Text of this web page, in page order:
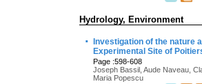
Hydrology, Environment
·
Investigation of the nature
Experimental Site of
Page :598-608
Joseph Bassil, Aude Naveau,
Maria Popescu